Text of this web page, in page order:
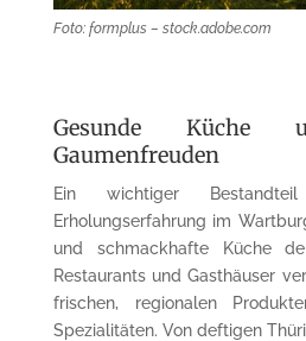
Foto: formplus – stock.adobe.com
Gesunde Küche
Gaumenfreuden
Ein wichtiger
Erholungserfahrung im
und schmackhafte Küche
Restaurants und Gasthäuser
frischen, regionalen
Spezialitäten. Von deftigen